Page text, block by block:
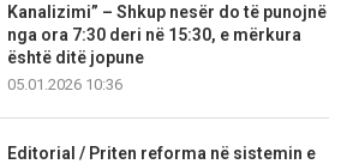
Kanalizimi” – Shkup nesër do të punojnë
nga ora 7:30 deri në 15:30, e mërkura
është ditë jopune
05.01.2026 10:36
Editorial / Priten reforma në sistemin e